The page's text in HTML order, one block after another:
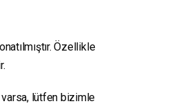
Özellikle
varsa, lütfen bizimle